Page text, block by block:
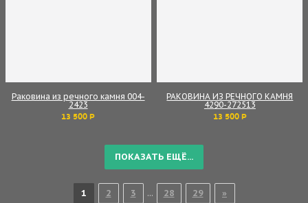
Раковина из речного камня 004-
2423
13 500 Р
РАКОВИНА ИЗ РЕЧНОГО КАМНЯ
4290-272513
13 500 Р
ПОКАЗАТЬ ЕЩЁ...
1 2 3 ... 28 29 »